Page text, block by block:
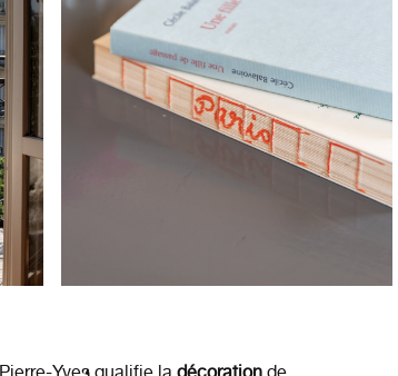
Yves qualifie la décoration de